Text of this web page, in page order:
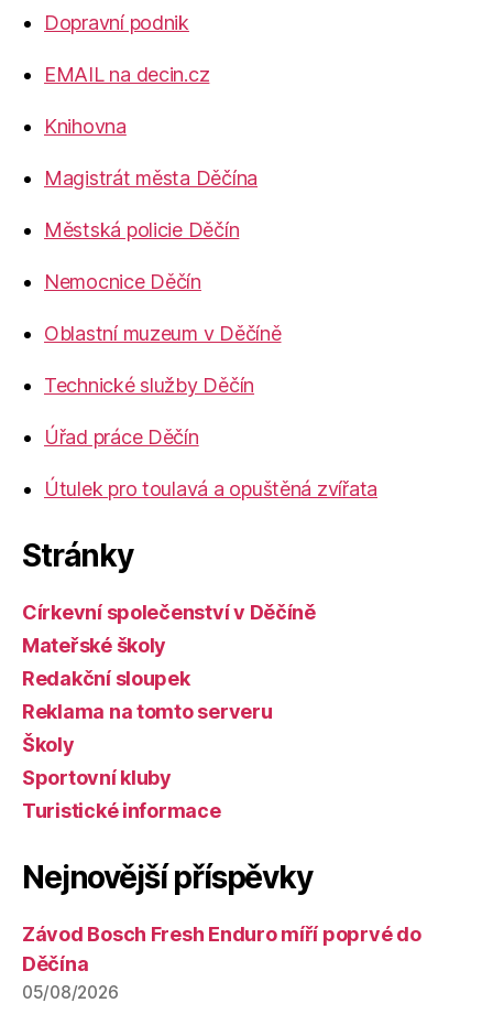
Dopravní podnik
EMAIL na decin.cz
Knihovna
Magistrát města Děčína
Městská policie Děčín
Nemocnice Děčín
Oblastní muzeum v Děčíně
Technické služby Děčín
Úřad práce Děčín
Útulek pro toulavá a opuštěná zvířata
Stránky
Církevní společenství v Děčíně
Mateřské školy
Redakční sloupek
Reklama na tomto serveru
Školy
Sportovní kluby
Turistické informace
Nejnovější příspěvky
Závod Bosch Fresh Enduro míří poprvé do
Děčína
05/08/2026